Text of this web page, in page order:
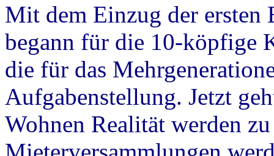
Mit dem Einzug der ersten
begann für die 10-köpfige
die für das
Aufgabenstellung. Jetzt
Wohnen Realität werden